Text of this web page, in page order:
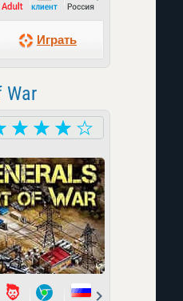
Играть
War